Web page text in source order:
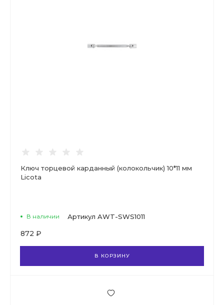
Ключ торцевой карданный (колокольчик) 10*11 мм
Licota
В наличии Артикул AWT-SWS1011
872 ₽
В КОРЗИНУ